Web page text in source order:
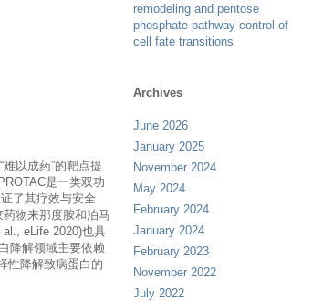
remodeling and pentose
phosphate pathway control of
cell fate transitions
Archives
June 2026
January 2025
November 2024
May 2024
February 2024
January 2024
February 2023
November 2022
July 2022
以成药”的靶点提
是一类双功
了其疗效与安全
物来那度胺和泊马
eLife 2020)也具
降解领域主要依赖
性降解致病蛋白的